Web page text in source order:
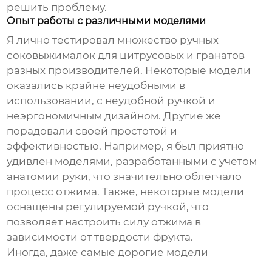
решить проблему.
Опыт работы с различными моделями
Я лично тестировал множество ручных
соковыжималок для цитрусовых и гранатов
разных производителей. Некоторые модели
оказались крайне неудобными в
использовании, с неудобной ручкой и
неэргономичным дизайном. Другие же
порадовали своей простотой и
эффективностью. Например, я был приятно
удивлен моделями, разработанными с учетом
анатомии руки, что значительно облегчало
процесс отжима. Также, некоторые модели
оснащены регулируемой ручкой, что
позволяет настроить силу отжима в
зависимости от твердости фрукта.
Иногда, даже самые дорогие модели